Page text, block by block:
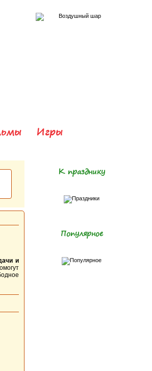
Игры
и
К празднику
Популярное